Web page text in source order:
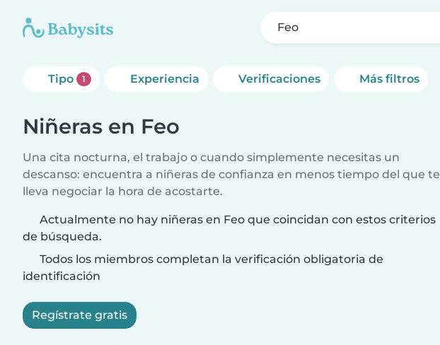
Feo
Tipo 1 Experiencia Verificaciones Más filtros
Niñeras en Feo
Una cita nocturna, el trabajo o cuando simplemente necesitas un
descanso: encuentra a niñeras de confianza en menos tiempo del que te
lleva negociar la hora de acostarte.
Actualmente no hay niñeras en Feo que coincidan con estos criterios
de búsqueda.
Todos los miembros completan la verificación obligatoria de
identificación
Regístrate gratis